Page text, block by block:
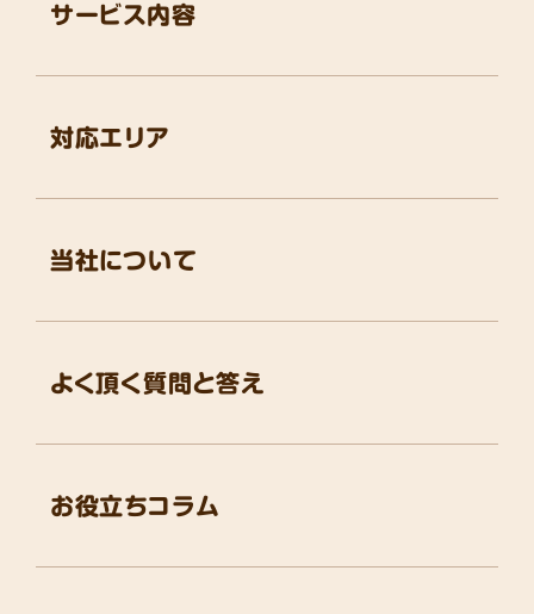
お役立ちコラム
よく頂く質問と答え
サービス内容
対応エリア
当社について